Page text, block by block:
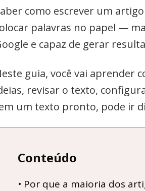
como escrever um
palavras no papel —
e capaz de gerar
guia, você vai aprender
revisar o texto,
um texto pronto, pode ir
Conteúdo
Por que a maioria dos